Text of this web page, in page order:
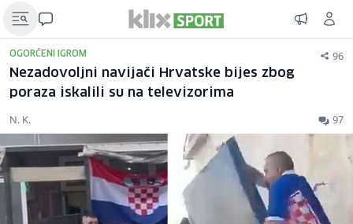
OGORČENI IGROM 96
Nezadovoljni navijači Hrvatske bijes zbog
poraza iskalili su na televizorima
N. K. 97